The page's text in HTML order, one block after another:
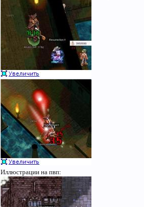
Иллюстрации на пвп: